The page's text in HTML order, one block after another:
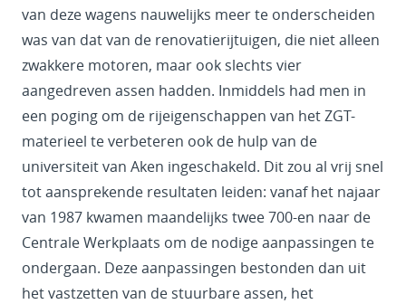
van deze wagens nauwelijks meer te onderscheiden
was van dat van de renovatierijtuigen, die niet alleen
zwakkere motoren, maar ook slechts vier
aangedreven assen hadden. Inmiddels had men in
een poging om de rijeigenschappen van het ZGT-
materieel te verbeteren ook de hulp van de
universiteit van Aken ingeschakeld. Dit zou al vrij snel
tot aansprekende resultaten leiden: vanaf het najaar
van 1987 kwamen maandelijks twee 700-en naar de
Centrale Werkplaats om de nodige aanpassingen te
ondergaan. Deze aanpassingen bestonden dan uit
het vastzetten van de stuurbare assen, het